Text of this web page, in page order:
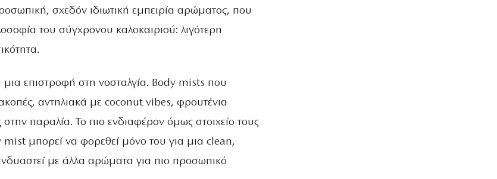
σχεδόν ιδιωτική εμπειρία αρώματος, που
του σύγχρονου καλοκαιριού: λιγότερη
επιστροφή στη νοσταλγία. Body mists που
αντηλιακά με coconut vibes, φρουτένια
στην παραλία. Το πιο ενδιαφέρον όμως στοιχείο τους
mist μπορεί να φορεθεί μόνο του για μια clean,
με άλλα αρώματα για πιο προσωπικό